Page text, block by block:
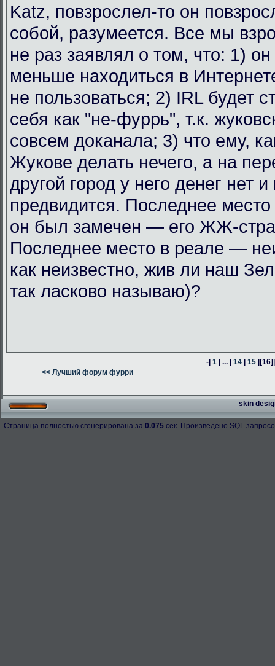
Katz, повзрослел-то он
собой, разумеется. Все мы
не раз заявлял о том, что: 1)
меньше находиться в
не пользоваться; 2) IRL будет
себя как "не-фуррь", т.к.
совсем доканала; 3) что ему,
Жукове делать нечего, а на
другой город у него денег нет
предвидится. Последнее место
он был замечен — его ЖЖ-
Последнее место в реале —
как неизвестно, жив ли наш
так ласково называю)?
-| 1 | ... | 14 | 15 |[16]
<< Лучший форум фурри
skin
Страница полностью сгенерирована за 0.075 сек. Произведено SQL